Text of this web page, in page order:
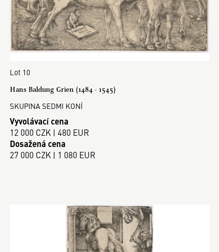
Lot 10
Hans Baldung Grien (1484 - 1545)
SKUPINA SEDMI KONÍ
Vyvolávací cena
12 000 CZK | 480 EUR
Dosažená cena
27 000 CZK | 1 080 EUR